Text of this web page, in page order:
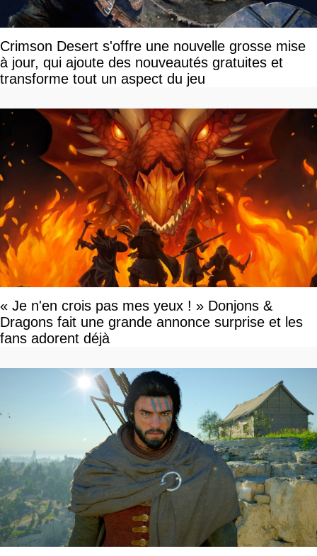
Crimson Desert s'offre une nouvelle grosse mise
à jour, qui ajoute des nouveautés gratuites et
transforme tout un aspect du jeu
« Je n'en crois pas mes yeux ! » Donjons &
Dragons fait une grande annonce surprise et les
fans adorent déjà